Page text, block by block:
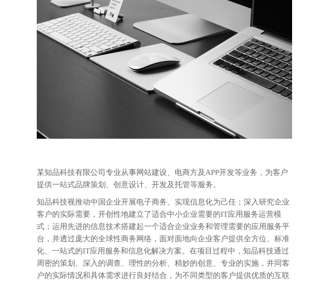
某知品科技有限公司专业从事网站建设、电商方及APP开发等业务，为客户
提供一站式品牌策划、创意设计、开发及托管等服务。
知品科技视推动中国企业开展电子商务、实现信息化为己任；深入研究企业
客户的实际需要，开创性地建立了适合中小企业需要的IT应用服务运营模
式；运用先进的信息技术搭建起一个适合企业业务和管理需要的应用服务平
台，并透过庞大的全球性商务网络，面对面地向企业客户提供全方位、标准
化、一站式的IT应用服务和信息化解决方案。在项目过程中，知品科技通过
周密的策划、深入的调查、理性的分析、精妙的创意、专业的实施，并同客
户的实际情况和具体需求进行良好结合，为不同类型的客户提供优质的互联